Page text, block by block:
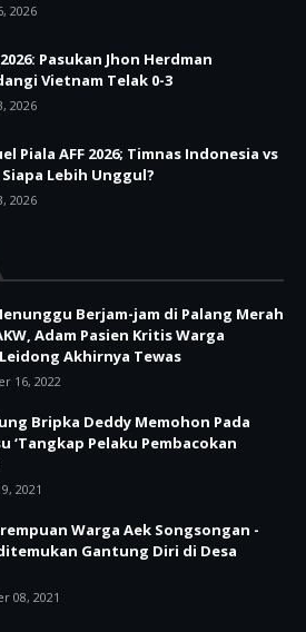
2026
2026: Pasukan Jhon Herdman
Vietnam Telak 0-3
2026
Piala AFF 2026; Timnas Indonesia vs
Lebih Unggul?
2026
Berjam-jam di Palang Merah
Adam Pasien Kritis Warga
Akhirnya Tewas
16, 2022
Bripka Deddy Memohon Pada
‘Tangkap Pelaku Pembacokan
2021
Warga Aek Songsongan -
Gantung Diri di Desa
08, 2021